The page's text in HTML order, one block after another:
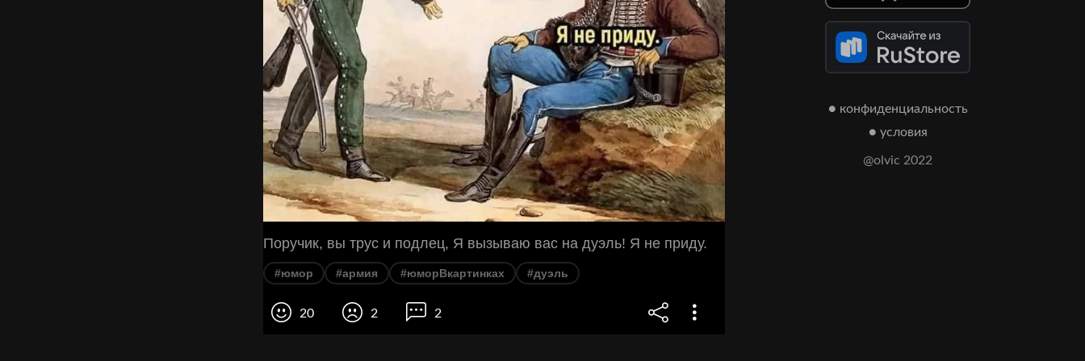
Поручик, вы трус и подлец, Я вызываю вас на дуэль! Я не приду.
#юмор #армия #юморВкартинках #дуэль
20 2 2
● конфиденциальность
● условия
@olvic 2022